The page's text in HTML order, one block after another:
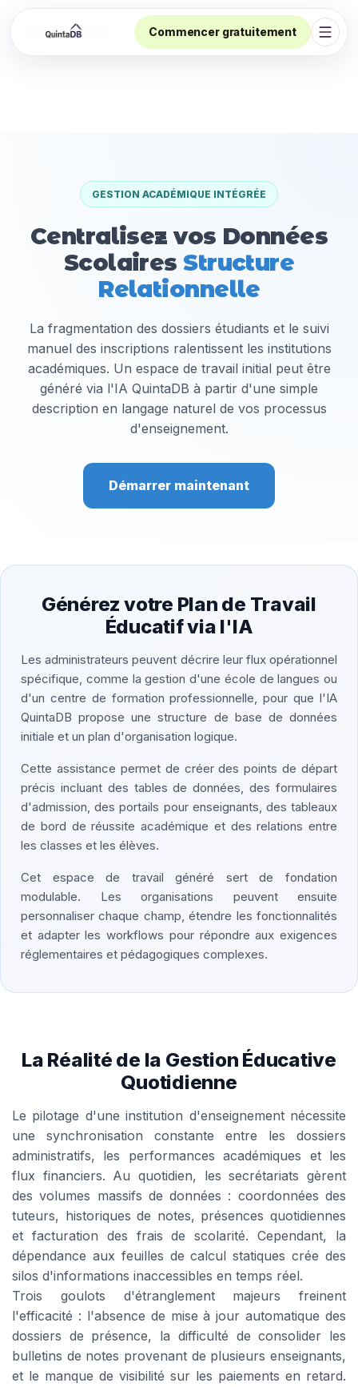
Commencer gratuitement
GESTION ACADÉMIQUE INTÉGRÉE
Centralisez vos Données
ScolairesStructure
Relationnelle
La fragmentation des dossiers étudiants et le suivi
manuel des inscriptions ralentissent les institutions
académiques. Un espace de travail initial peut être
généré via l'IA QuintaDB à partir d'une simple
description en langage naturel de vos processus
d'enseignement.
Démarrer maintenant
Générez votre Plan de Travail
Éducatif via l'IA
Les administrateurs peuvent décrire leur flux opérationnel
spécifique, comme la gestion d'une école de langues ou
d'un centre de formation professionnelle, pour que l'IA
QuintaDB propose une structure de base de données
initiale et un plan d'organisation logique.
Cette assistance permet de créer des points de départ
précis incluant des tables de données, des formulaires
d'admission, des portails pour enseignants, des tableaux
de bord de réussite académique et des relations entre
les classes et les élèves.
Cet espace de travail généré sert de fondation
modulable. Les organisations peuvent ensuite
personnaliser chaque champ, étendre les fonctionnalités
et adapter les workflows pour répondre aux exigences
réglementaires et pédagogiques complexes.
La Réalité de la Gestion Éducative
Quotidienne
Le pilotage d'une institution d'enseignement nécessite
une synchronisation constante entre les dossiers
administratifs, les performances académiques et les
flux financiers. Au quotidien, les secrétariats gèrent
des volumes massifs de données : coordonnées des
tuteurs, historiques de notes, présences quotidiennes
et facturation des frais de scolarité. Cependant, la
dépendance aux feuilles de calcul statiques crée des
silos d'informations inaccessibles en temps réel.
Trois goulots d'étranglement majeurs freinent
l'efficacité : l'absence de mise à jour automatique des
dossiers de présence, la difficulté de consolider les
bulletins de notes provenant de plusieurs enseignants,
et le manque de visibilité sur les paiements en retard.